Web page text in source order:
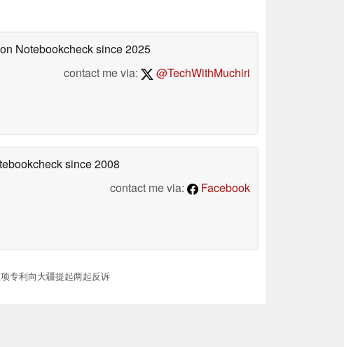
Notebookchecksince 2025
contact me via:
@TechWithMuchiri
since 2008
contact me via:
Facebook
专利向大疆提起两起反诉